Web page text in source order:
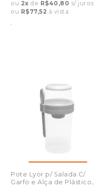
ou 2x de R$40,80 s/ juros
ou R$77,52 à vista
.
Pote Lyor p/ Salada C/
Garfo e Alça de Plástico